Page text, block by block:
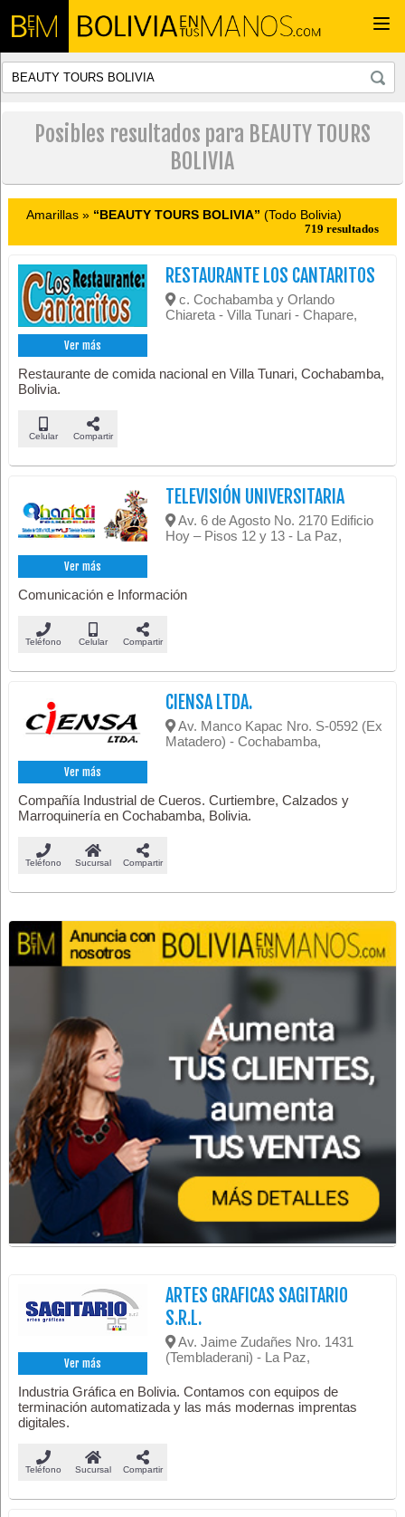
Posibles resultados para BEAUTY TOURS
BOLIVIA
Amarillas » “BEAUTY TOURS BOLIVIA” (Todo Bolivia)
719 resultados
Ver más
RESTAURANTE LOS CANTARITOS
c. Cochabamba y Orlando
Chiareta - Villa Tunari - Chapare,
Restaurante de comida nacional en Villa Tunari, Cochabamba,
Bolivia.
Celular Compartir
Ver más
TELEVISIÓN UNIVERSITARIA
Av. 6 de Agosto No. 2170 Edificio
Hoy – Pisos 12 y 13 - La Paz,
Comunicación e Información
Teléfono Celular Compartir
Ver más
CIENSA LTDA.
Av. Manco Kapac Nro. S-0592 (Ex
Matadero) - Cochabamba,
Compañía Industrial de Cueros. Curtiembre, Calzados y
Marroquinería en Cochabamba, Bolivia.
Teléfono Sucursal Compartir
Ver más
ARTES GRAFICAS SAGITARIO
S.R.L.
Av. Jaime Zudañes Nro. 1431
(Tembladerani) - La Paz,
Industria Gráfica en Bolivia. Contamos con equipos de
terminación automatizada y las más modernas imprentas
digitales.
Teléfono Sucursal Compartir